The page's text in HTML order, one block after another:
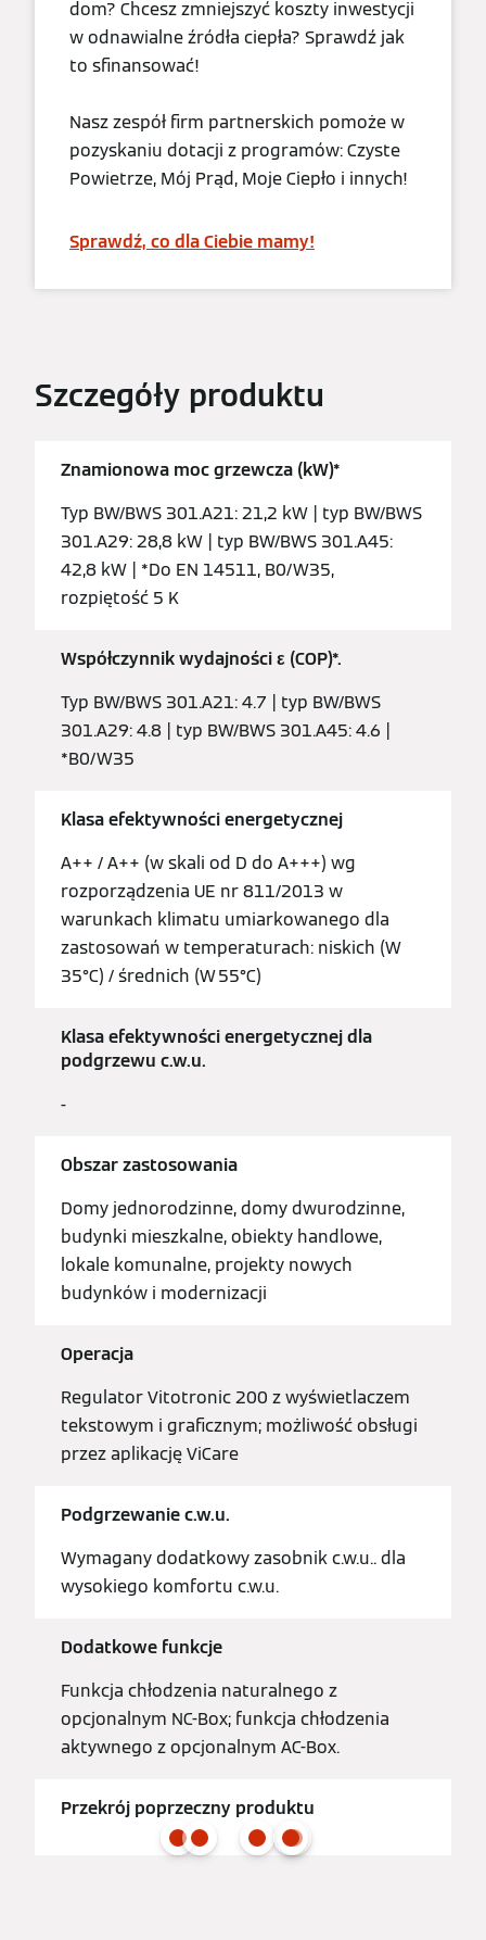
dom? Chcesz zmniejszyć koszty inwestycji
w odnawialne źródła ciepła? Sprawdź jak
to sfinansować!
Nasz zespół firm partnerskich pomoże w
pozyskaniu dotacji z programów: Czyste
Powietrze, Mój Prąd, Moje Ciepło i innych!
Sprawdź, co dla Ciebie mamy!
Szczegóły produktu
Znamionowa moc grzewcza (kW)*
Typ BW/BWS 301.A21: 21,2 kW | typ BW/BWS
301.A29: 28,8 kW | typ BW/BWS 301.A45:
42,8 kW | *Do EN 14511, B0/W35,
rozpiętość 5 K
Współczynnik wydajności ε (COP)*.
Typ BW/BWS 301.A21: 4.7 | typ BW/BWS
301.A29: 4.8 | typ BW/BWS 301.A45: 4.6 |
*B0/W35
Klasa efektywności energetycznej
A++ / A++ (w skali od D do A+++) wg
rozporządzenia UE nr 811/2013 w
warunkach klimatu umiarkowanego dla
zastosowań w temperaturach: niskich (W
35°C) / średnich (W 55°C)
Klasa efektywności energetycznej dla
podgrzewu c.w.u.
-
Obszar zastosowania
Domy jednorodzinne, domy dwurodzinne,
budynki mieszkalne, obiekty handlowe,
lokale komunalne, projekty nowych
budynków i modernizacji
Operacja
Regulator Vitotronic 200 z wyświetlaczem
tekstowym i graficznym; możliwość obsługi
przez aplikację ViCare
Podgrzewanie c.w.u.
Wymagany dodatkowy zasobnik c.w.u.. dla
wysokiego komfortu c.w.u.
Dodatkowe funkcje
Funkcja chłodzenia naturalnego z
opcjonalnym NC-Box; funkcja chłodzenia
aktywnego z opcjonalnym AC-Box.
Przekrój poprzeczny produktu